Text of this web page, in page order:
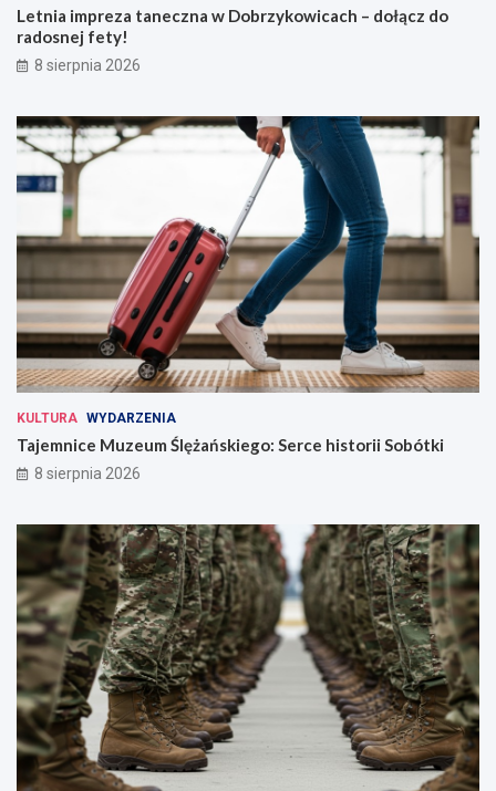
Letnia impreza taneczna w Dobrzykowicach – dołącz do
radosnej fety!
8 sierpnia 2026
KULTURA WYDARZENIA
Tajemnice Muzeum Ślężańskiego: Serce historii Sobótki
8 sierpnia 2026